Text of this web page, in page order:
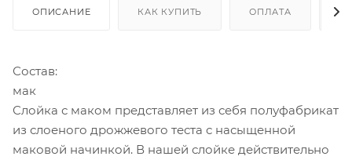
ОПИСАНИЕ КАК КУПИТЬ ОПЛАТА
Состав:
мак
Слойка с маком представляет из себя полуфабрикат
из слоеного дрожжевого теста с насыщенной
маковой начинкой. В нашей слойке действительно